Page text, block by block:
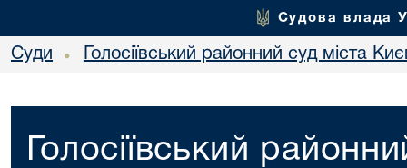
Судова влада
Суди • Голосіївський районний суд міста
Голосіївський